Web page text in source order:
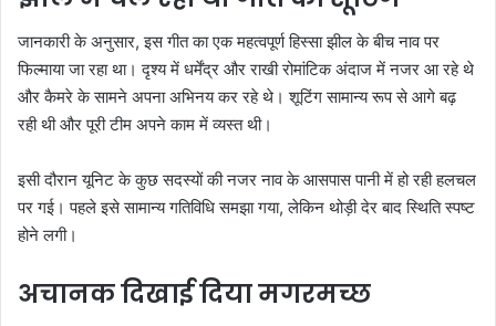
जानकारी के अनुसार, इस गीत का एक महत्वपूर्ण हिस्सा झील के बीच नाव पर
फिल्माया जा रहा था। दृश्य में धर्मेंद्र और राखी रोमांटिक अंदाज में नजर आ रहे थे
और कैमरे के सामने अपना अभिनय कर रहे थे। शूटिंग सामान्य रूप से आगे बढ़
रही थी और पूरी टीम अपने काम में व्यस्त थी।
इसी दौरान यूनिट के कुछ सदस्यों की नजर नाव के आसपास पानी में हो रही हलचल
पर गई। पहले इसे सामान्य गतिविधि समझा गया, लेकिन थोड़ी देर बाद स्थिति स्पष्ट
होने लगी।
अचानक दिखाई दिया मगरमच्छ